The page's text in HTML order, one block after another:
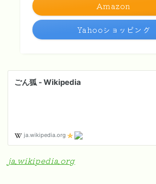
Amazon
Yahooショッピング
ja.wikipedia.org